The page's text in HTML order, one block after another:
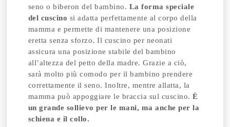
seno o biberon del bambino. La forma speciale
del cuscino si adatta perfettamente al corpo della
mamma e permette di mantenere una posizione
eretta senza sforzo. Il cuscino per neonati
assicura una posizione stabile del bambino
all’altezza del petto della madre. Grazie a ciò,
sarà molto più comodo per il bambino prendere
correttamente il seno.Inoltre, mentre allatta, la
mamma può appoggiare le braccia sul cuscino.È
un grande sollievo per le mani, ma anche per la
schiena e il collo.